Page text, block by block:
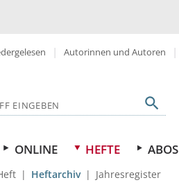
Autorinnen und Autoren
ONLINE HEFTE ABOS
Heftarchiv Jahresregister